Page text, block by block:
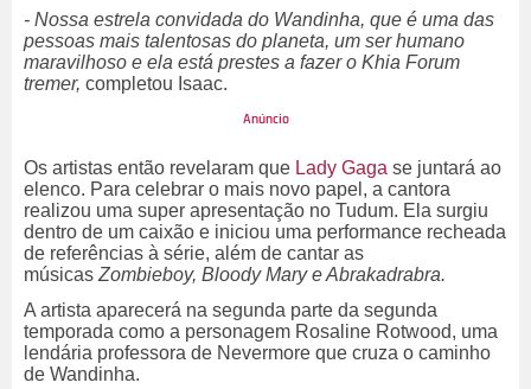
- Nossa estrela convidada do Wandinha, que é uma das
pessoas mais talentosas do planeta, um ser humano
maravilhoso e ela está prestes a fazer o Khia Forum
tremer, completou Isaac.
Os artistas então revelaram que Lady Gaga se juntará ao
elenco. Para celebrar o mais novo papel, a cantora
realizou uma super apresentação no Tudum. Ela surgiu
dentro de um caixão e iniciou uma performance recheada
de referências à série, além de cantar as
músicas Zombieboy, Bloody Mary e Abrakadrabra.
A artista aparecerá na segunda parte da segunda
temporada como a personagem Rosaline Rotwood, uma
lendária professora de Nevermore que cruza o caminho
de Wandinha.